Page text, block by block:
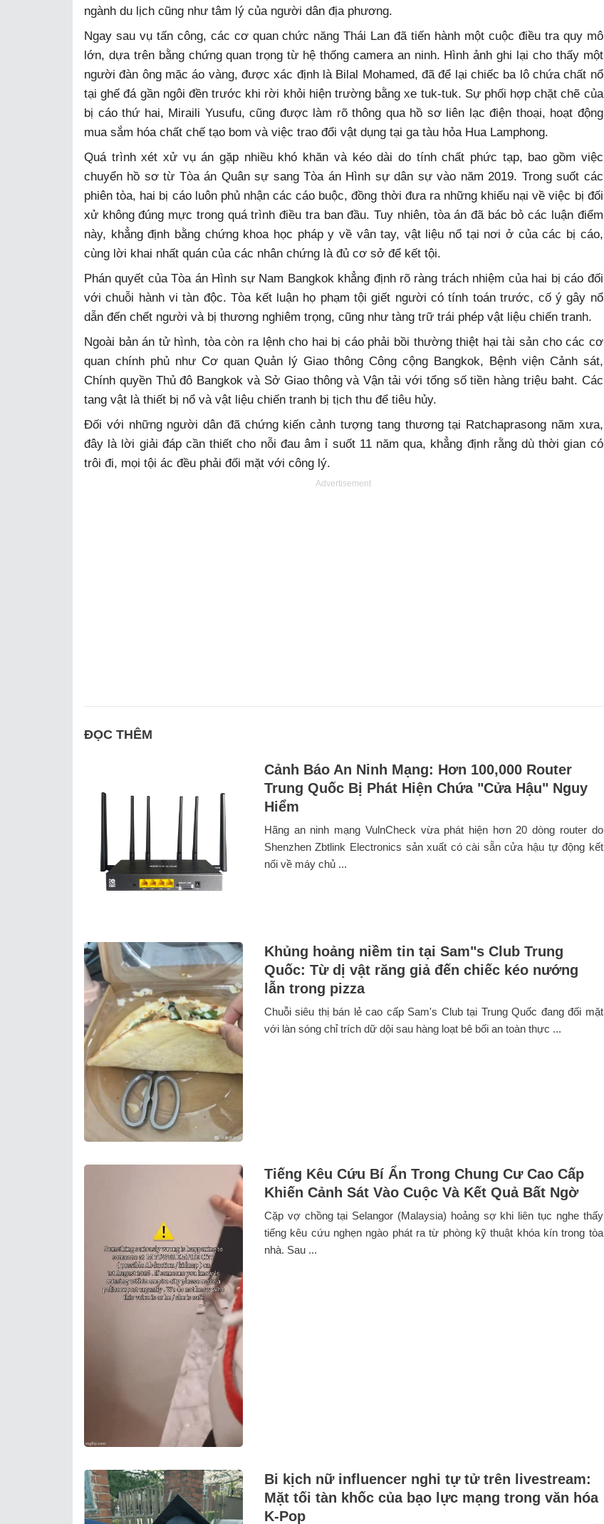
ngành du lịch cũng như tâm lý của người dân địa phương.
Ngay sau vụ tấn công, các cơ quan chức năng Thái Lan đã tiến hành một cuộc điều tra quy mô
lớn, dựa trên bằng chứng quan trọng từ hệ thống camera an ninh. Hình ảnh ghi lại cho thấy một
người đàn ông mặc áo vàng, được xác định là Bilal Mohamed, đã để lại chiếc ba lô chứa chất nổ
tại ghế đá gần ngôi đền trước khi rời khỏi hiện trường bằng xe tuk-tuk. Sự phối hợp chặt chẽ của
bị cáo thứ hai, Miraili Yusufu, cũng được làm rõ thông qua hồ sơ liên lạc điện thoại, hoạt động
mua sắm hóa chất chế tạo bom và việc trao đổi vật dụng tại ga tàu hỏa Hua Lamphong.
Quá trình xét xử vụ án gặp nhiều khó khăn và kéo dài do tính chất phức tạp, bao gồm việc
chuyển hồ sơ từ Tòa án Quân sự sang Tòa án Hình sự dân sự vào năm 2019. Trong suốt các
phiên tòa, hai bị cáo luôn phủ nhận các cáo buộc, đồng thời đưa ra những khiếu nại về việc bị đối
xử không đúng mực trong quá trình điều tra ban đầu. Tuy nhiên, tòa án đã bác bỏ các luận điểm
này, khẳng định bằng chứng khoa học pháp y về vân tay, vật liệu nổ tại nơi ở của các bị cáo,
cùng lời khai nhất quán của các nhân chứng là đủ cơ sở để kết tội.
Phán quyết của Tòa án Hình sự Nam Bangkok khẳng định rõ ràng trách nhiệm của hai bị cáo đối
với chuỗi hành vi tàn độc. Tòa kết luận họ phạm tội giết người có tính toán trước, cố ý gây nổ
dẫn đến chết người và bị thương nghiêm trọng, cũng như tàng trữ trái phép vật liệu chiến tranh.
Ngoài bản án tử hình, tòa còn ra lệnh cho hai bị cáo phải bồi thường thiệt hại tài sản cho các cơ
quan chính phủ như Cơ quan Quản lý Giao thông Công cộng Bangkok, Bệnh viện Cảnh sát,
Chính quyền Thủ đô Bangkok và Sở Giao thông và Vận tải với tổng số tiền hàng triệu baht. Các
tang vật là thiết bị nổ và vật liệu chiến tranh bị tịch thu để tiêu hủy.
Đối với những người dân đã chứng kiến cảnh tượng tang thương tại Ratchaprasong năm xưa,
đây là lời giải đáp cần thiết cho nỗi đau âm ỉ suốt 11 năm qua, khẳng định rằng dù thời gian có
trôi đi, mọi tội ác đều phải đối mặt với công lý.
Advertisement
ĐỌC THÊM
Cảnh Báo An Ninh Mạng: Hơn 100,000 Router
Trung Quốc Bị Phát Hiện Chứa "Cửa Hậu" Nguy
Hiểm
Hãng an ninh mạng VulnCheck vừa phát hiện hơn 20 dòng router do
Shenzhen Zbtlink Electronics sản xuất có cài sẵn cửa hậu tự động kết
nối về máy chủ ...
Khủng hoảng niềm tin tại Sam"s Club Trung
Quốc: Từ dị vật răng giả đến chiếc kéo nướng
lẫn trong pizza
Chuỗi siêu thị bán lẻ cao cấp Sam's Club tại Trung Quốc đang đối mặt
với làn sóng chỉ trích dữ dội sau hàng loạt bê bối an toàn thực ...
Tiếng Kêu Cứu Bí Ẩn Trong Chung Cư Cao Cấp
Khiến Cảnh Sát Vào Cuộc Và Kết Quả Bất Ngờ
Cặp vợ chồng tại Selangor (Malaysia) hoảng sợ khi liên tục nghe thấy
tiếng kêu cứu nghẹn ngào phát ra từ phòng kỹ thuật khóa kín trong tòa
nhà. Sau ...
Bi kịch nữ influencer nghi tự tử trên livestream:
Mặt tối tàn khốc của bạo lực mạng trong văn hóa
K-Pop